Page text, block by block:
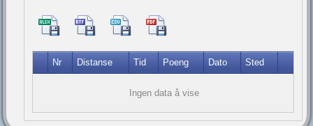
Nr Distanse Tid Poeng Dato Sted
Ingen data å vise